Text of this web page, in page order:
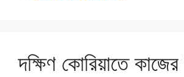
দক্ষিণ কোরিয়াতে কাজের